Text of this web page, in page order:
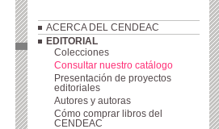
ACERCA DEL CENDEAC
EDITORIAL
Colecciones
Consultar nuestro catálogo
Presentación de proyectos
editoriales
Autores y autoras
Cómo comprar libros del
CENDEAC